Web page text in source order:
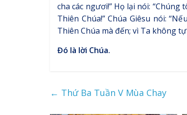
cha các ngươi!” Họ lại nói:
Thiên Chúa!” Chúa Giêsu nói:
Thiên Chúa mà đến; vì Ta không
Đó là lời Chúa.
← Thứ Ba Tuần V Mùa Chay